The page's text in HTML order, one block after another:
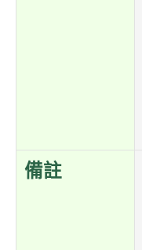
備註